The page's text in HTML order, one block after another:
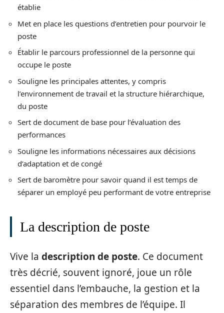
établie
Met en place les questions d’entretien pour pourvoir le
poste
Établir le parcours professionnel de la personne qui
occupe le poste
Souligne les principales attentes, y compris
l’environnement de travail et la structure hiérarchique,
du poste
Sert de document de base pour l’évaluation des
performances
Souligne les informations nécessaires aux décisions
d’adaptation et de congé
Sert de baromètre pour savoir quand il est temps de
séparer un employé peu performant de votre entreprise
La description de poste
Vive la description de poste. Ce document
très décrié, souvent ignoré, joue un rôle
essentiel dans l’embauche, la gestion et la
séparation des membres de l’équipe. Il